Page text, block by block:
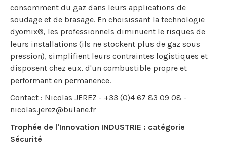
consomment du gaz dans leurs applications de
soudage et de brasage. En choisissant la technologie
dyomix®, les professionnels diminuent le risques de
leurs installations (ils ne stockent plus de gaz sous
pression), simplifient leurs contraintes logistiques et
disposent chez eux, d'un combustible propre et
performant en permanence.
Contact : Nicolas JEREZ - +33 (0)4 67 83 09 08 -
nicolas.jerez@bulane.fr
Trophée de l'Innovation INDUSTRIE : catégorie
Sécurité